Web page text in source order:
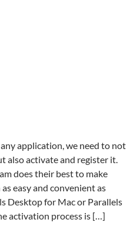
application, we need to not
also activate and register it.
does their best to make
easy and convenient as
Desktop for Mac or Parallels
activation process is […]